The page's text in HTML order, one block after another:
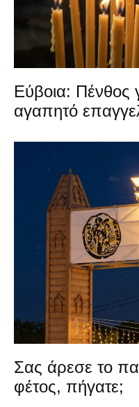
Εύβοια: Πένθος
αγαπητό
Σας άρεσε το
φέτος, πήγατε;